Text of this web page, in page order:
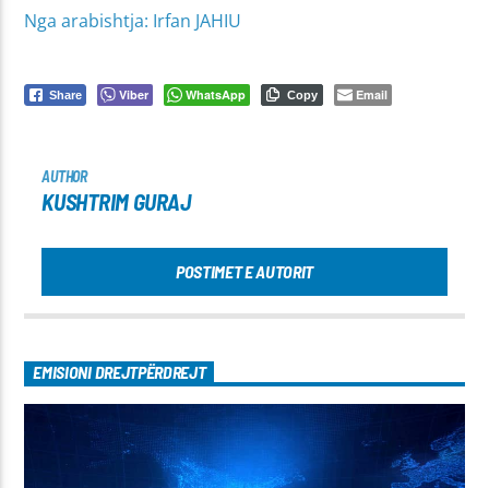
Nga arabishtja: Irfan JAHIU
Share Viber WhatsApp Copy Email
AUTHOR
KUSHTRIM GURAJ
POSTIMET E AUTORIT
EMISIONI DREJTPËRDREJT